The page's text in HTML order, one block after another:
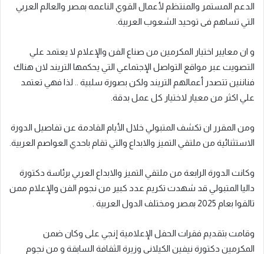
الدعم المستمر والمنتظم لأعمال القوي الناعمه بمصر والعالم العربي
التي تساهم فى توحيد الشعوب العربية.
و ان معايير اختيار المكرمين من صناع الفن والإعلام لا يعتمد علي
التصويت عبر مواقع التواصل الإجتماعي التي يحكمها التريند لان هناك
فناننين تتصدر أعمالهم التريند ولكن بصورة سلبية .. لذا فهي تعتمد
علي اكثر من معيار لاختيار كل عمل بدقة.
ومن المقرر ان تكشف المتبولي خلال الأيام القادمة عن تفاصيل الدورة
الاستثنائية من ملتقي التميز والابداع والتي تقام باحدي العواصم العربية.
وكانت الدورة الرابعة من ملتقي التميز والابداع العربي برئاسة دكتورة
داليا المتبولي قد شهدت تكريم عدد كبير من نجوم الفن والإعلام ممن
تالقوا بعام 2025 بمصر ومختلف الدول العربية .
وقامت بتقديم فقرات الحفل الإعلامية إنجي على وكان ضمن
المكرمين دكتورة نيفين الكيلاني وزيرة الثقافة السابقة و من نجوم